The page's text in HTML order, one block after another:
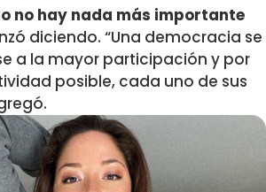
no hay nada más importante
diciendo. “Una democracia se
a la mayor participación y por
posible, cada uno de sus